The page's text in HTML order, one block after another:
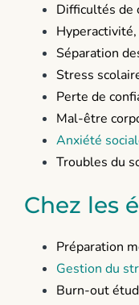
Difficultés de
Séparation
Stress
Perte de
Mal-être
Anxiété
Troubles du
Chez les
Préparation
Gestion du
Burn-out